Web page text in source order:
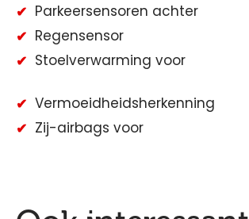
Parkeersensoren achter
Regensensor
Stoelverwarming voor
Vermoeidheidsherkenning
Zij-airbags voor